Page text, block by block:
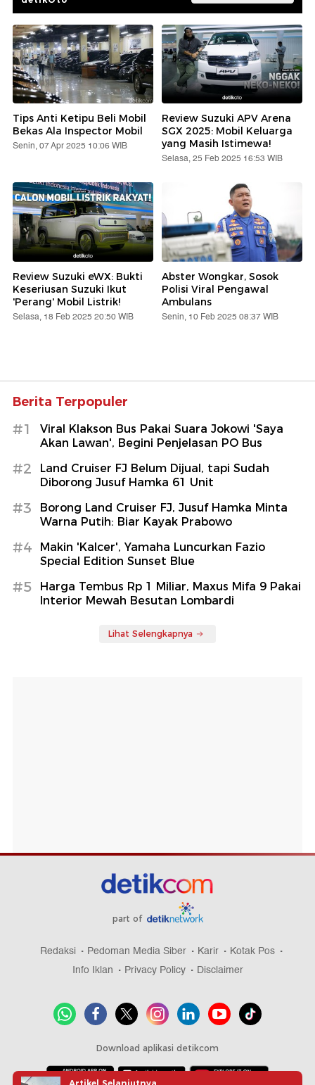
Tips Anti Ketipu Beli Mobil
Bekas Ala Inspector Mobil
Senin, 07 Apr 2025 10:06 WIB
Review Suzuki APV Arena
SGX 2025: Mobil Keluarga
yang Masih Istimewa!
Selasa, 25 Feb 2025 16:53 WIB
Review Suzuki eWX: Bukti
Keseriusan Suzuki Ikut
'Perang' Mobil Listrik!
Selasa, 18 Feb 2025 20:50 WIB
Abster Wongkar, Sosok
Polisi Viral Pengawal
Ambulans
Senin, 10 Feb 2025 08:37 WIB
Berita Terpopuler
#1
Viral Klakson Bus Pakai Suara Jokowi 'Saya
Akan Lawan', Begini Penjelasan PO Bus
#2
Land Cruiser FJ Belum Dijual, tapi Sudah
Diborong Jusuf Hamka 61 Unit
#3
Borong Land Cruiser FJ, Jusuf Hamka Minta
Warna Putih: Biar Kayak Prabowo
#4
Makin 'Kalcer', Yamaha Luncurkan Fazio
Special Edition Sunset Blue
#5
Harga Tembus Rp 1 Miliar, Maxus Mifa 9 Pakai
Interior Mewah Besutan Lombardi
Lihat Selengkapnya
part of
Redaksi Pedoman Media Siber Karir
Kotak Pos
Info Iklan
Privacy Policy Disclaimer
Download aplikasi detikcom
Artikel Selanjutnya